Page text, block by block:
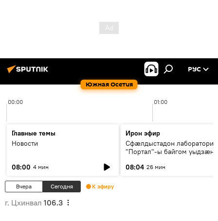
Южная Осетия
РУС
00:00 01:00
Главные темы
Новости
08:00 4 мин
Ирон эфир
Сфæлдыстадон лаборатори
"Портал"-ы байгом уыдзæн
Æхсары куыстыты равдыст
08:04 26 мин
Вчера Сегодня К эфиру
г. Цхинвал 106.3